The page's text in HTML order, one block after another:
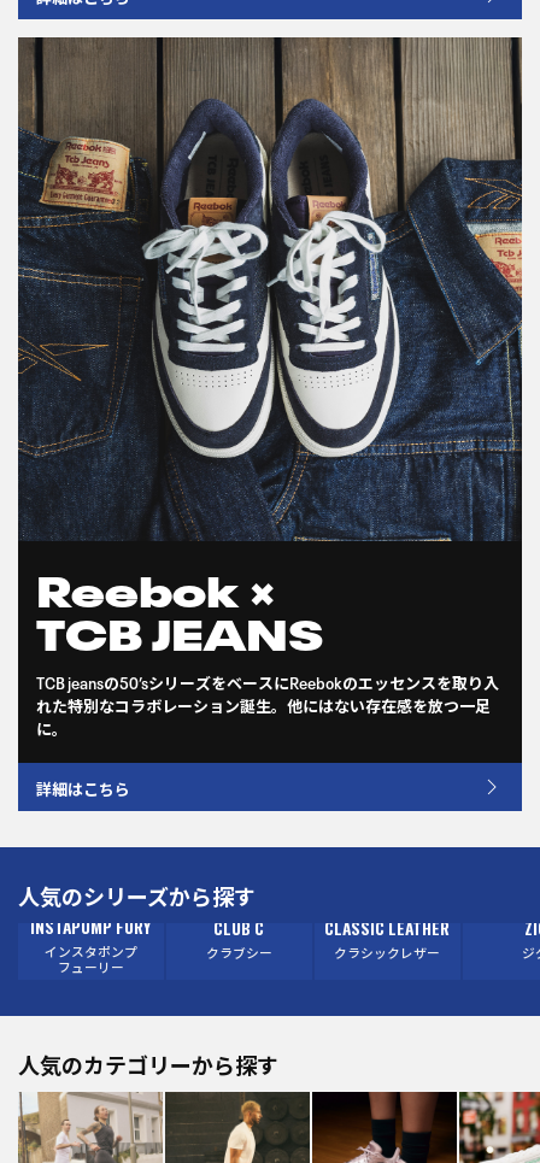
Reebok ×
TCB JEANS
TCB jeansの50’sシリーズをベースにReebokのエッセンスを取り入
れた特別なコラボレーション誕生。他にはない存在感を放つ一足
に。
詳細はこちら
人気のシリーズから探す
INSTAPUMP FURY
インスタポンプ
フューリー
CLUB C
クラブシー
CLASSIC LEATHER
クラシックレザー ジ
人気のカテゴリーから探す